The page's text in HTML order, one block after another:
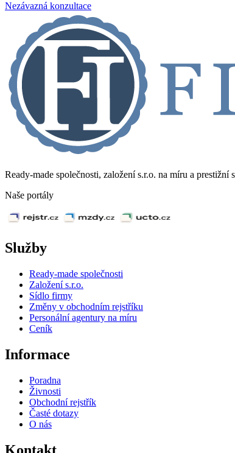
Nezávazná konzultace
Ready-made společnosti, založení s.r.o. na míru a
Naše portály
Služby
Ready-made společnosti
Založení s.r.o.
Sídlo firmy
Změny v obchodním rejstříku
Personální agentury na míru
Ceník
Informace
Poradna
Živnosti
Obchodní rejstřík
Časté dotazy
O nás
Kontakt